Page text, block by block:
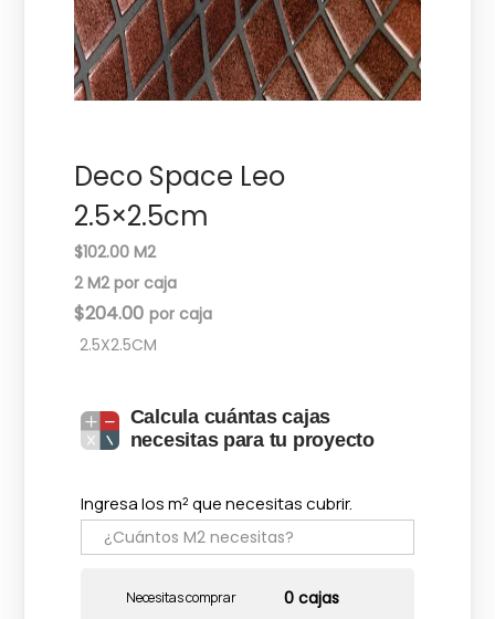
c
i
ó
d
o
Deco Space Leo
2.5×2.5cm
$102.00 M2
2 M2 por caja
$204.00
2.5X2.5CM
Calcula cuántas cajas
necesitas para tu proyecto
Ingresa los m² que necesitas cubrir.
Necesitas comprar 0 cajas